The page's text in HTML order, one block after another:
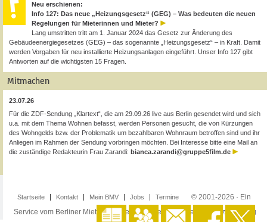
Neu erschienen:
Info 127: Das neue „Heizungsgesetz“ (GEG) – Was bedeuten die neuen
Regelungen für Mieterinnen und Mieter?
Lang umstritten tritt am 1. Januar 2024 das Gesetz zur Änderung des
Gebäudeenergiegesetzes (GEG) – das sogenannte „Heizungsgesetz“ – in Kraft. Damit
werden Vorgaben für neu installierte Heizungsanlagen eingeführt. Unser Info 127 gibt
Antworten auf die wichtigsten 15 Fragen.
Mitmachen
23.07.26
Für die ZDF-Sendung „Klartext“, die am 29.09.26 live aus Berlin gesendet wird und sich
u.a. mit dem Thema Wohnen befasst, werden Personen gesucht, die von Kürzungen
des Wohngelds bzw. der Problematik um bezahlbaren Wohnraum betroffen sind und ihr
Anliegen im Rahmen der Sendung vorbringen möchten. Bei Interesse bitte eine Mail an
die zuständige Redakteurin Frau Zarandi: bianca.zarandi@gruppe5film.de
Startseite Kontakt Mein BMV Jobs Termine
© 2001-2026 · Ein
Service vom Berliner Mieterverein e.V. ·Impressum·Datenschutzerklärung